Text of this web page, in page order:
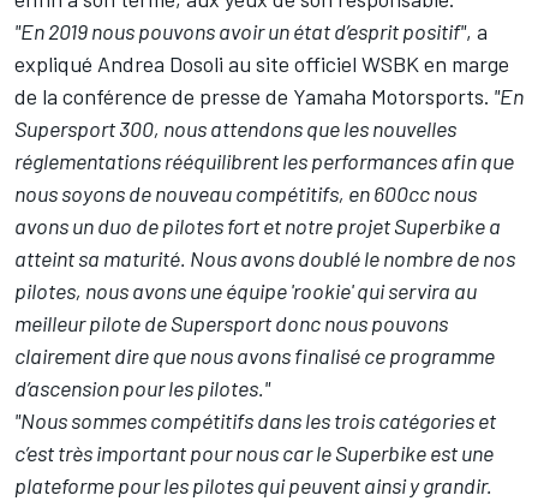
"En 2019 nous pouvons avoir un état d’esprit positif", a
expliqué Andrea Dosoli au site officiel WSBK en marge
de la conférence de presse de Yamaha Motorsports. "En
Supersport 300, nous attendons que les nouvelles
réglementations rééquilibrent les performances afin que
nous soyons de nouveau compétitifs, en 600cc nous
avons un duo de pilotes fort et notre projet Superbike a
atteint sa maturité. Nous avons doublé le nombre de nos
pilotes, nous avons une équipe 'rookie' qui servira au
meilleur pilote de Supersport donc nous pouvons
clairement dire que nous avons finalisé ce programme
d’ascension pour les pilotes."
"Nous sommes compétitifs dans les trois catégories et
c’est très important pour nous car le Superbike est une
plateforme pour les pilotes qui peuvent ainsi y grandir.